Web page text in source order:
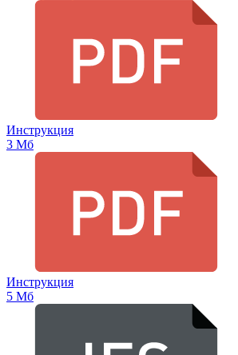
Инструкция
3 Мб
Инструкция
5 Мб